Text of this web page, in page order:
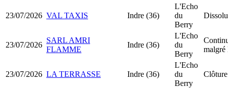
23/07/2026 VAL TAXIS Indre (36)
L'Echo
du
Berry
23/07/2026
SARL AMRI
FLAMME
Indre (36)
L'Echo
du
Berry
malgré
23/07/2026 LA TERRASSE Indre (36)
L'Echo
du
Berry